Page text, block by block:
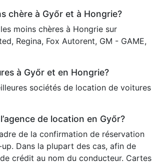
chère à Győr et à Hongrie?
moins chères à Hongrie sur
Regina, Fox Autorent, GM - GAME,
à Győr et en Hongrie?
sociétés de location de voitures
de location en Győr?
de la confirmation de réservation
Dans la plupart des cas, afin de
crédit au nom du conducteur. Cartes